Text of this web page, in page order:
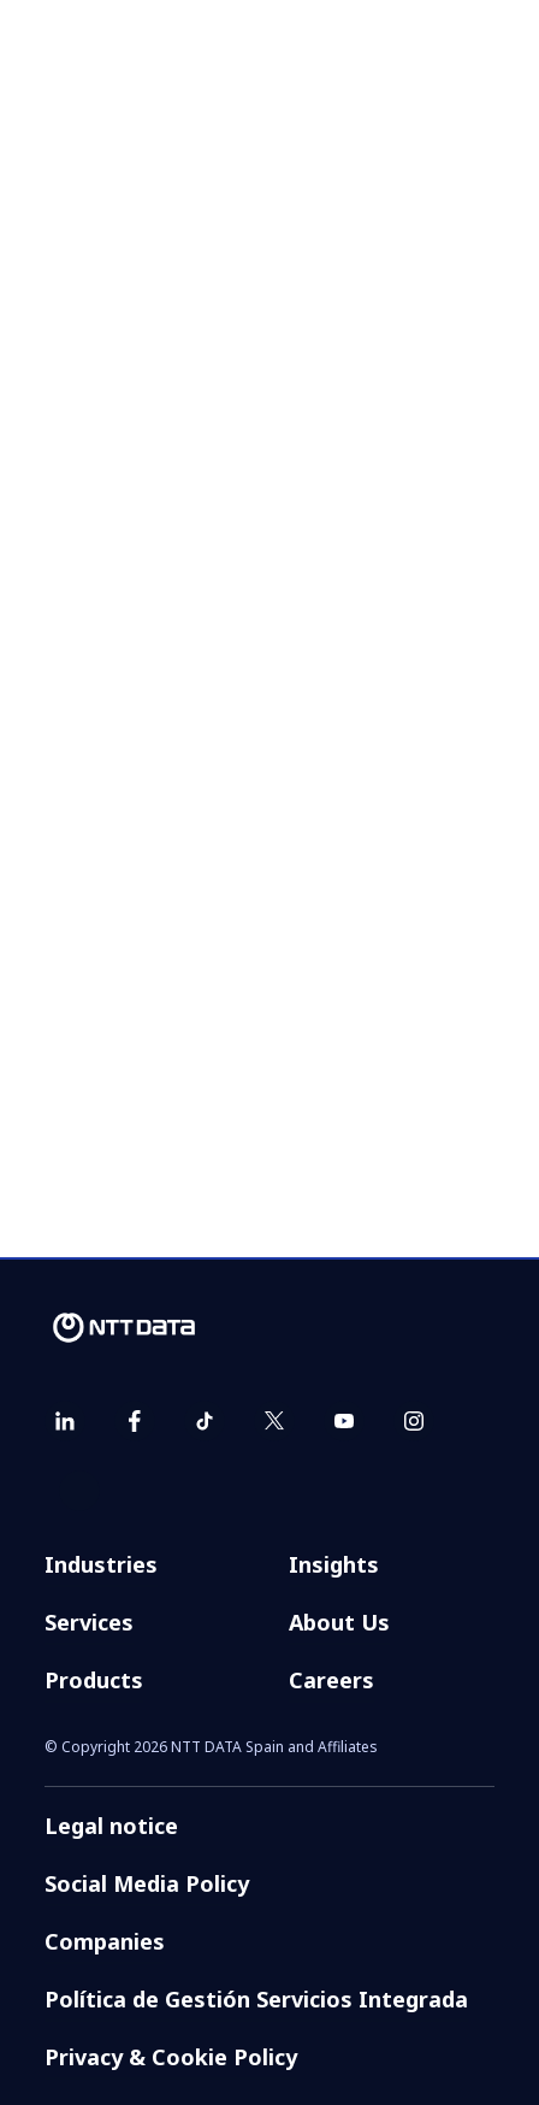
IA y la ciberresiliencia como
entorno ágil, adaptativo y seguro
Industries
Services
Products
Insights
About Us
Careers
© Copyright 2026 NTT DATA Spain and Affiliates
Legal notice
Social Media Policy
Companies
Política de Gestión Servicios Integrada
Privacy & Cookie Policy